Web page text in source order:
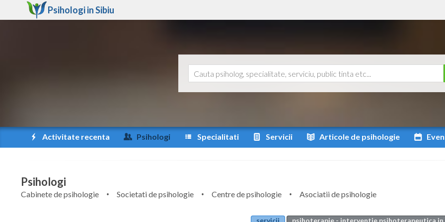
Psihologi inSibiu
Activitate recenta Psihologi Specialitati Servicii Articole de psihologie
Psihologi
Cabinete de psihologie Societati de psihologie Centre de psihologie
Asociatii de psihologie
servicii
psihoterapie - interventie psihoterapeutica in